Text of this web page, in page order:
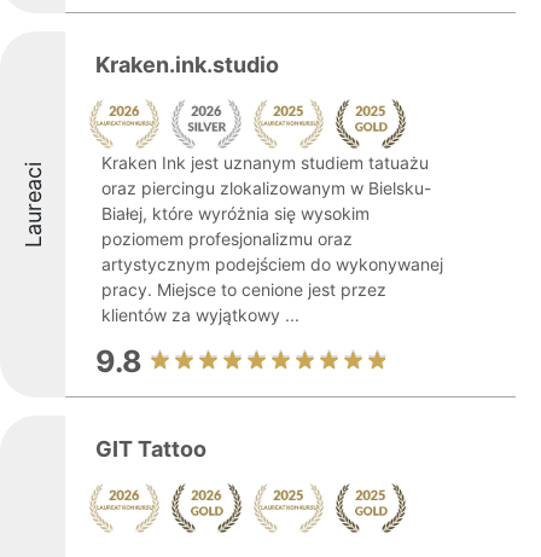
Laureaci
Kraken.ink.studio
Kraken Ink jest uznanym studiem tatuażu
oraz piercingu zlokalizowanym w Bielsku-
Białej, które wyróżnia się wysokim
poziomem profesjonalizmu oraz
artystycznym podejściem do wykonywanej
pracy. Miejsce to cenione jest przez
klientów za wyjątkowy ...
9.8
GIT Tattoo